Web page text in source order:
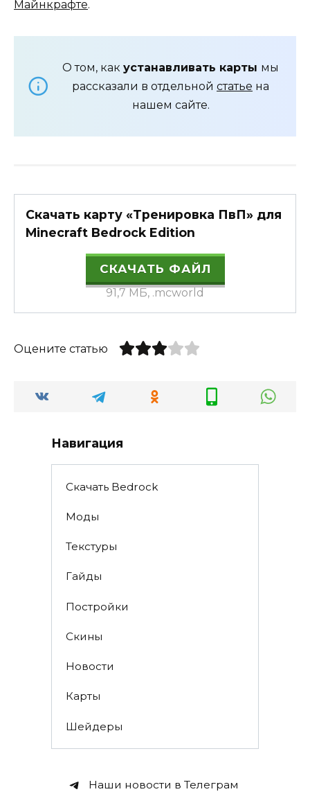
Майнкрафте.
О том, как устанавливать карты мы
рассказали в отдельной статье на
нашем сайте.
Скачать карту «Тренировка ПвП» для
Minecraft Bedrock Edition
СКАЧАТЬ ФАЙЛ
91,7 МБ, .mcworld
Оцените статью
Навигация
Скачать Bedrock
Моды
Текстуры
Гайды
Постройки
Скины
Новости
Карты
Шейдеры
Наши новости в Телеграм